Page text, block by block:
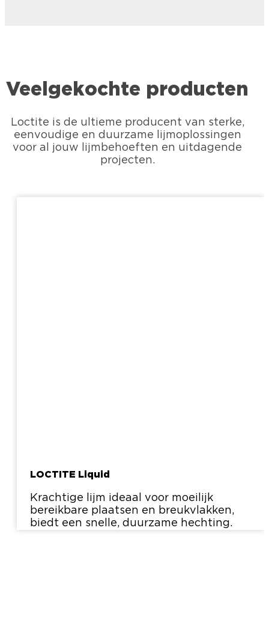
Veelgekochte producten
Loctite is de ultieme producent van sterke,
eenvoudige en duurzame lijmoplossingen
voor al jouw lijmbehoeften en uitdagende
projecten.
LOCTITE Liquid
Krachtige lijm ideaal voor moeilijk
bereikbare plaatsen en breukvlakken,
biedt een snelle, duurzame hechting.